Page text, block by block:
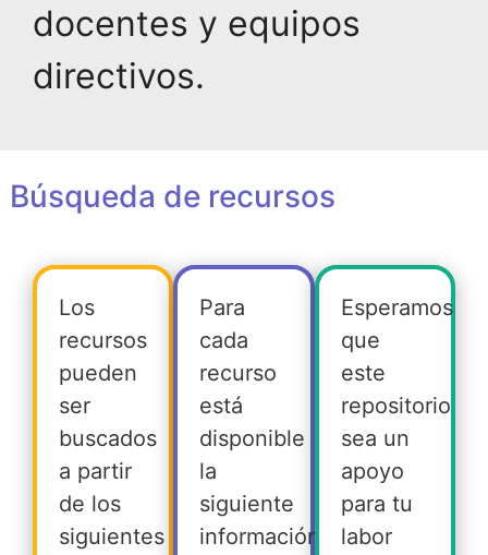
docentes y equipos
directivos.
Búsqueda de recursos
Los
recursos
pueden
ser
buscados
a partir
de los
siguientes
Para
cada
recurso
está
disponible
la
siguiente
información:
Esperamos
que
este
repositorio
sea un
apoyo
para tu
labor